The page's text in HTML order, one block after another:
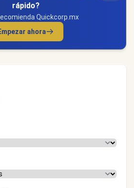
rápido?
Quickcorp.mx
ahora